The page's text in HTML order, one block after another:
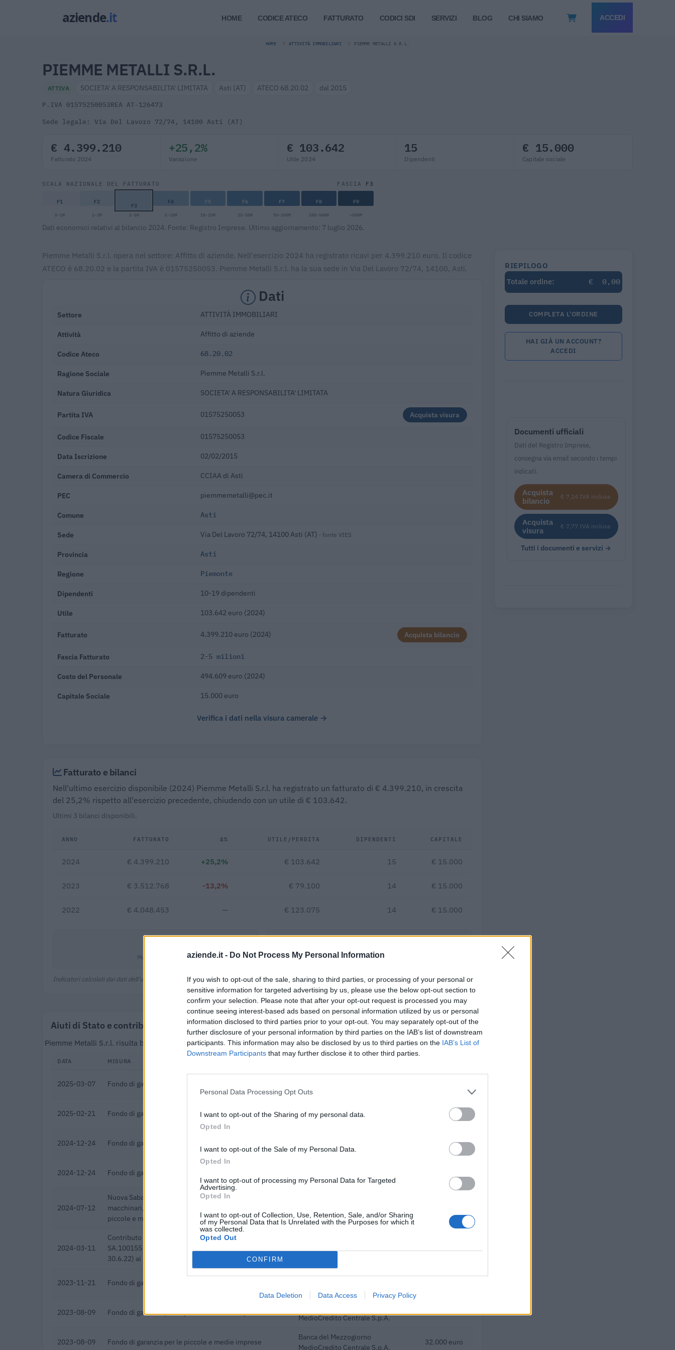
aziende.it - Do Not Process My Personal Information
If you wish to opt-out of the sale, sharing to third parties, or processing of your personal or
sensitive information for targeted advertising by us, please use the below opt-out section to
confirm your selection. Please note that after your opt-out request is processed you may
continue seeing interest-based ads based on personal information utilized by us or personal
information disclosed to third parties prior to your opt-out. You may separately opt-out of the
further disclosure of your personal information by third parties on the IAB’s list of downstream
participants. This information may also be disclosed by us to third parties on the IAB’s List of
Downstream Participants that may further disclose it to other third parties.
Personal Data Processing Opt Outs
I want to opt-out of the Sharing of my personal data.
Opted In
I want to opt-out of the Sale of my Personal Data.
Opted In
I want to opt-out of processing my Personal Data for Targeted
Advertising.
Opted In
I want to opt-out of Collection, Use, Retention, Sale, and/or Sharing
of my Personal Data that Is Unrelated with the Purposes for which it
was collected.
Opted Out
CONFIRM
Data Deletion Data Access Privacy Policy
HOME CODICE ATECO FATTURATO CODICI SDI SERVIZI BLOG CHI SIAMO ACCEDI
HOME ATTIVITÀ IMMOBILIARI PIEMME METALLI S.R.L.
PIEMME METALLI S.R.L.
ATTIVA SOCIETA' A RESPONSABILITA' LIMITATA Asti (AT) ATECO 68.20.02 dal 2015
P.IVA 01575250053REA AT-126473
Sede legale: Via Del Lavoro 72/74, 14100 Asti (AT)
€ 4.399.210
Fatturato 2024
+25,2%
Variazione
€ 103.642
Utile 2024
15
Dipendenti
€ 15.000
Capitale sociale
SCALA NAZIONALE DEL FATTURATO FASCIA F3
F1 F2 F3 F4 F5 F6 F7 F8 F9
0-1M 1-2M 2-5M 5-10M 10-25M 25-50M 50-100M 100-500M >500M
Dati economici relativi al bilancio 2024. Fonte: Registro Imprese. Ultimo aggiornamento: 7 luglio 2026.
Piemme Metalli S.r.l. opera nel settore: Affitto di aziende. Nell'esercizio 2024 ha registrato ricavi per 4.399.210 euro. Il codice
ATECO è 68.20.02 e la partita IVA è 01575250053. Piemme Metalli S.r.l. ha la sua sede in Via Del Lavoro 72/74, 14100, Asti.
Dati
Settore ATTIVITÀ IMMOBILIARI
Attività Affitto di aziende
Codice Ateco 68.20.02
Ragione Sociale Piemme Metalli S.r.l.
Natura Giuridica SOCIETA' A RESPONSABILITA' LIMITATA
Partita IVA 01575250053 Acquista visura
Codice Fiscale 01575250053
Data Iscrizione 02/02/2015
Camera di Commercio CCIAA di Asti
PEC piemmemetalli@pec.it
Comune Asti
Sede Via Del Lavoro 72/74, 14100 Asti (AT) · fonte VIES
Provincia Asti
Regione Piemonte
Dipendenti 10-19 dipendenti
Utile 103.642 euro (2024)
Fatturato 4.399.210 euro (2024) Acquista bilancio
Fascia Fatturato 2-5 milioni
Costo del Personale 494.609 euro (2024)
Capitale Sociale 15.000 euro
Verifica i dati nella visura camerale →
Fatturato e bilanci
Nell'ultimo esercizio disponibile (2024) Piemme Metalli S.r.l. ha registrato un fatturato di € 4.399.210, in crescita
del 25,2% rispetto all'esercizio precedente, chiudendo con un utile di € 103.642.
Ultimi 3 bilanci disponibili.
ANNO FATTURATO Δ% UTILE/PERDITA DIPENDENTI CAPITALE
2024 € 4.399.210 +25,2% € 103.642 15 € 15.000
2023 € 3.512.768 -13,2% € 79.100 14 € 15.000
2022 € 4.048.453 — € 123.075 14 € 15.000
Margine netto Fatturato per dipendente
Indicatori calcolati dai dati dell'ultimo bilancio disponibile.
Aiuti di Stato e contributi pubblici
Piemme Metalli S.r.l. risulta beneficiaria di 26 aiuti o contributi pubblici per un totale di 1.937.337 euro (2020–2025).
DATA MISURA
2025-03-07 Fondo di garanzia per le piccole e medie imprese
MedioCredito Centrale S.p.A.
2025-02-21 Fondo di garanzia per le piccole e medie imprese
MedioCredito Centrale S.p.A.
28.000 euro
2024-12-24 Fondo di garanzia per le piccole e medie imprese
MedioCredito Centrale S.p.A.
42.000 euro
2024-12-24 Fondo di garanzia per le piccole e medie imprese
MedioCredito Centrale S.p.A.
2024-07-12
Nuova Sabatini - Finanziamenti per l'acquisto di nuovi
macchinari, impianti e attrezzature da parte delle
piccole e medi
politiche per
2024-03-11
Contributo a fondo perduto "perequativo" [decisione su
SA.100155 e modifiche (estensione temporale al
30.6.22) ai sensi
2023-11-21 Fondo di garanzia per le piccole e medie imprese
Banca del Mezzogiorno
2023-08-09 Fondo di garanzia per le piccole e medie imprese
MedioCredito Centrale S.p.A.
216.000 euro
2023-08-09 Fondo di garanzia per le piccole e medie imprese
Banca del Mezzogiorno
MedioCredito Centrale S.p.A.
32.000 euro
RIEPILOGO
Totale ordine:
€ 0,00
COMPLETA L'ORDINE
HAI GIÀ UN ACCOUNT?
ACCEDI
Documenti ufficiali
Dati del Registro Imprese,
consegna via email secondo i tempi
indicati.
Acquista
bilancio
€ 7,14 IVA inclusa
Acquista
visura
€ 7,77 IVA inclusa
Tutti i documenti e servizi →